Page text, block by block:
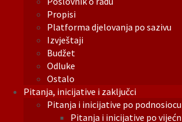
Propisi
Platforma djelovanja po sazivu
Izvještaji
Budžet
Odluke
Ostalo
Pitanja, inicijative i zaključci
Pitanja i inicijative po podnosiocu
Pitanja i inicijative po